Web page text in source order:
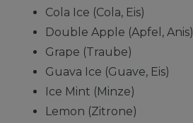
Cola Ice (Cola, Eis)
Double Apple (Apfel, Anis)
Grape (Traube)
Guava Ice (Guave, Eis)
Ice Mint (Minze)
Lemon (Zitrone)